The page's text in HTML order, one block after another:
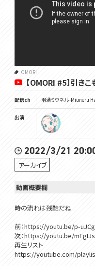
OMORI
【OMORI #5】引き
配信ch 羽渦ミウネル -Miuneru
出演
2022/3/21
アーカイブ
動画概要欄
時の流れは残酷だね
前：https://youtu.be/p-
次：https://youtu.be/
再生リスト
https://youtube.com/